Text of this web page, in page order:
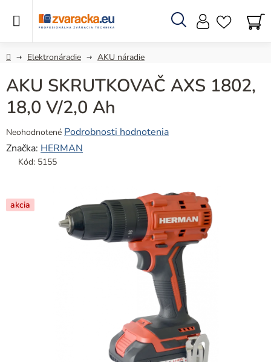
Hľadať
DomovElektronáradie AKU náradie
AKU SKRUTKOVAČ AXS 1802,
18,0 V/2,0 Ah
Priemerné
hodnotenie
produktu
z
5
Neohodnotené Podrobnosti hodnotenia
Značka: HERMAN
Kód: 5155
akcia